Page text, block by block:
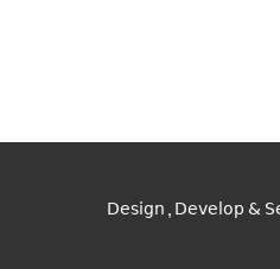
Design , Develop &